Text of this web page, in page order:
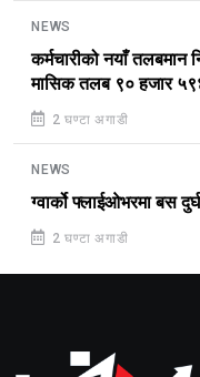
NEWS
कर्मचारीको नयाँ तलबमान
मासिक तलब ९० हजार
2 घण्टा अगाडी
NEWS
ग्वार्को फ्लाईओभरमा बस
2 घण्टा अगाडी